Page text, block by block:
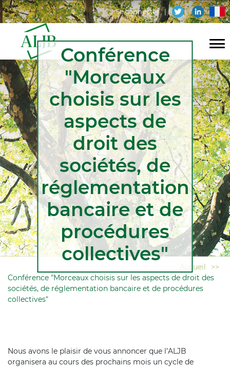
Aller
au
principal
Menu
compte
de
l'utilisateur
Se connecter
Navigation
principale
Conférence
"Morceaux
choisis sur les
aspects de
droit des
sociétés, de
réglementation
bancaire et de
procédures
collectives"
Accueil
>>
Conférence "Morceaux choisis sur les aspects de droit des
sociétés, de réglementation bancaire et de procédures
collectives"
Nous avons le plaisir de vous annoncer que l’ALJB
organisera au cours des prochains mois un cycle de